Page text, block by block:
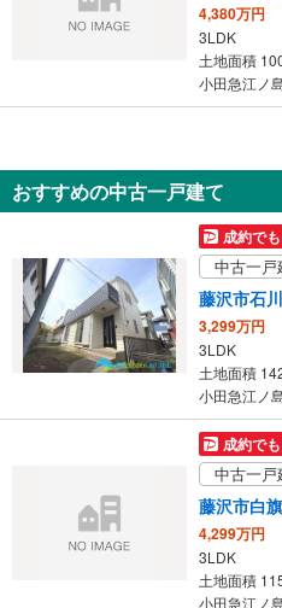
4,380万円
3LDK
土地面積
小田急江ノ
藤沢市石川
4,280万円
1SLDK
土地面積
小田急江ノ
おすすめの中古一戸建て
成約で
中古一戸
藤沢市石
3,299万円
3LDK
土地面積
小田急江ノ
成約で
中古一戸
藤沢市白
4,299万円
3LDK
土地面積
小田急江ノ